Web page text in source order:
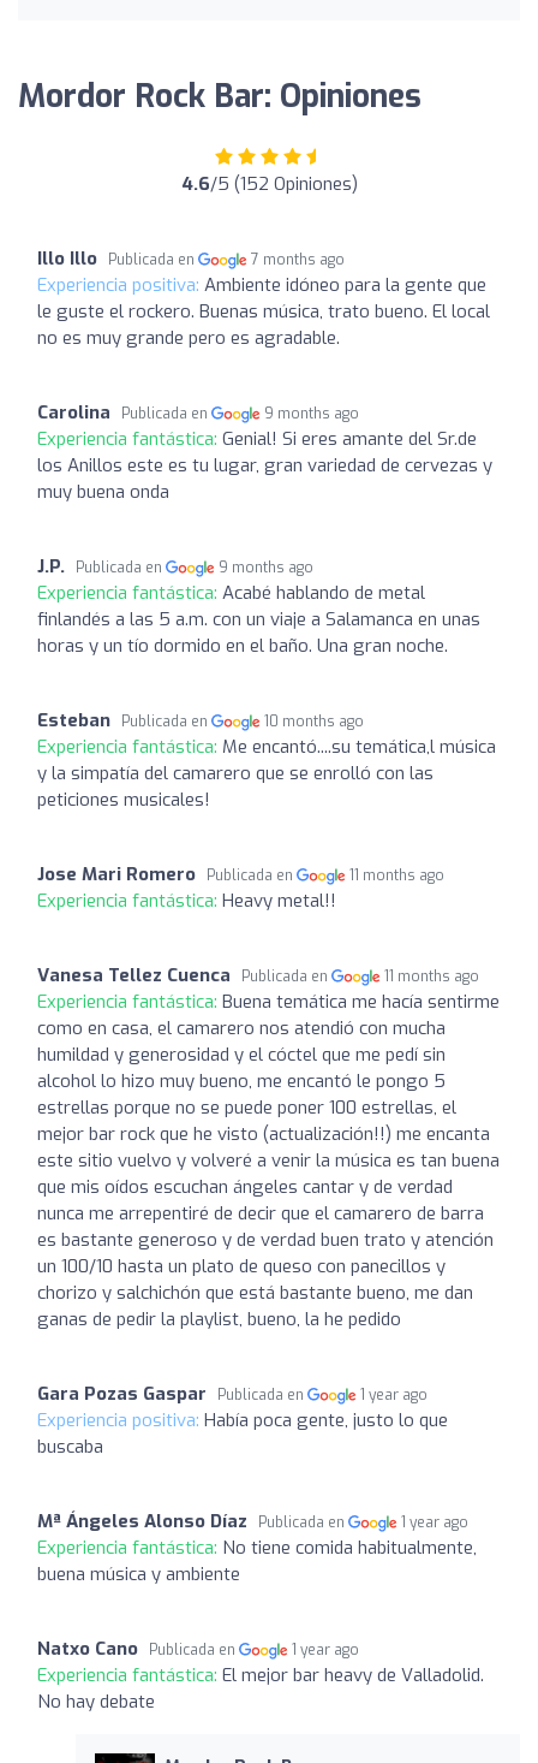
Mordor Rock Bar: Opiniones
4.6/5 (152 Opiniones)
Illo Illo Publicada en 7 months ago
Experiencia positiva: Ambiente idóneo para la gente que
le guste el rockero. Buenas música, trato bueno. El local
no es muy grande pero es agradable.
Carolina Publicada en 9 months ago
Experiencia fantástica: Genial! Si eres amante del Sr.de
los Anillos este es tu lugar, gran variedad de cervezas y
muy buena onda
J.P. Publicada en 9 months ago
Experiencia fantástica: Acabé hablando de metal
finlandés a las 5 a.m. con un viaje a Salamanca en unas
horas y un tío dormido en el baño. Una gran noche.
Esteban Publicada en 10 months ago
Experiencia fantástica: Me encantó....su temática,l música
y la simpatía del camarero que se enrolló con las
peticiones musicales!
Jose Mari Romero Publicada en 11 months ago
Experiencia fantástica: Heavy metal!!
Vanesa Tellez Cuenca Publicada en 11 months ago
Experiencia fantástica: Buena temática me hacía sentirme
como en casa, el camarero nos atendió con mucha
humildad y generosidad y el cóctel que me pedí sin
alcohol lo hizo muy bueno, me encantó le pongo 5
estrellas porque no se puede poner 100 estrellas, el
mejor bar rock que he visto (actualización!!) me encanta
este sitio vuelvo y volveré a venir la música es tan buena
que mis oídos escuchan ángeles cantar y de verdad
nunca me arrepentiré de decir que el camarero de barra
es bastante generoso y de verdad buen trato y atención
un 100/10 hasta un plato de queso con panecillos y
chorizo y salchichón que está bastante bueno, me dan
ganas de pedir la playlist, bueno, la he pedido
Gara Pozas Gaspar Publicada en 1 year ago
Experiencia positiva: Había poca gente, justo lo que
buscaba
Mª Ángeles Alonso Díaz Publicada en 1 year ago
Experiencia fantástica: No tiene comida habitualmente,
buena música y ambiente
Natxo Cano Publicada en 1 year ago
Experiencia fantástica: El mejor bar heavy de Valladolid.
No hay debate